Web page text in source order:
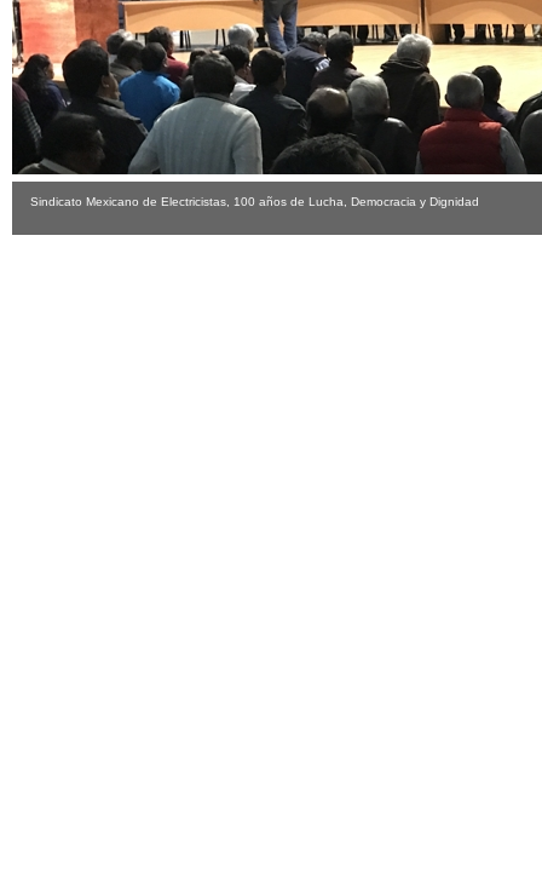
Sindicato Mexicano de Electricistas, 100 años de Lucha, Democracia y Dignidad